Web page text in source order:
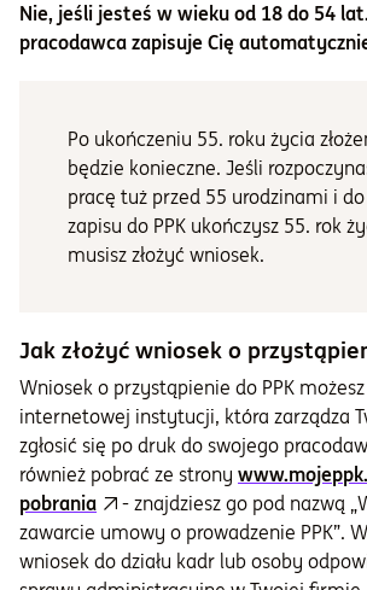
Nie, jeśli jesteś w wieku od 18 do 54
pracodawca zapisuje Cię
Po ukończeniu 55. roku życia
będzie konieczne. Jeśli
pracę tuż przed 55 urodzinami i
zapisu do PPK ukończysz 55. rok
musisz złożyć wniosek.
Jak złożyć wniosek o
Wniosek o przystąpienie do PPK
internetowej instytucji, która zarządza
zgłosić się po druk do swojego
również pobrać ze strony
pobrania
- znajdziesz go pod nazwą
zawarcie umowy o prowadzenie PPK”.
wniosek do działu kadr lub osoby